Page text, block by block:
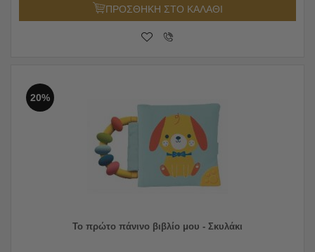
ΠΡΟΣΘΗΚΗ ΣΤΟ ΚΑΛΑΘΙ
20%
Το πρώτο πάνινο βιβλίο μου - Σκυλάκι